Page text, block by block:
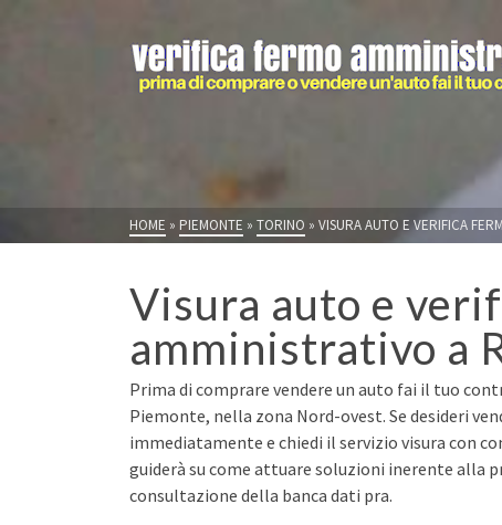
HOME » PIEMONTE » TORINO » VISURA AUTO E VERIFICA
Visura auto e
amministrativo a
Prima di comprare vendere un auto fai il tuo
Piemonte, nella zona Nord-ovest. Se desideri
immediatamente e chiedi il servizio visura con
guiderà su come attuare soluzioni inerente alla
consultazione della banca dati pra.